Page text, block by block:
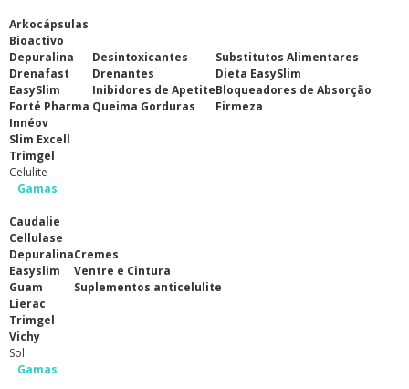
Arkocápsulas
Bioactivo
Depuralina
Drenafast
EasySlim
Forté Pharma
Innéov
Slim Excell
Trimgel
Desintoxicantes
Drenantes
Inibidores de Apetite
Queima Gorduras
Substitutos Alimentares
Dieta EasySlim
Bloqueadores de Absorção
Firmeza
Celulite
Gamas
Caudalie
Cellulase
Depuralina
Easyslim
Guam
Lierac
Trimgel
Vichy
Cremes
Ventre e Cintura
Suplementos anticelulite
Sol
Gamas